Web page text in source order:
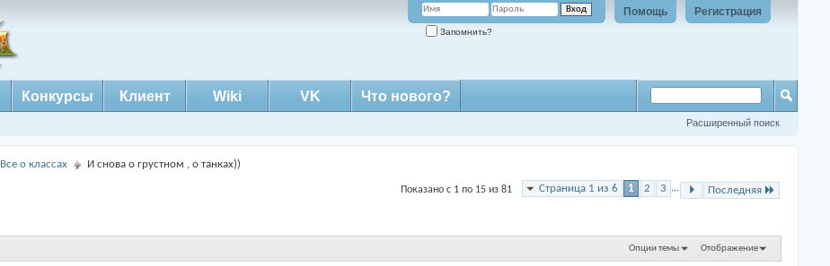
Регистрация
Помощь
Запомнить?
Конкурсы Клиент Wiki VK Что нового?
Расширенный поиск
Все о классах И снова о грустном , о танках))
Страница 1 из 6 1 2 3 ... Последняя
Показано с 1 по 15 из 81
Опции темы Отображение